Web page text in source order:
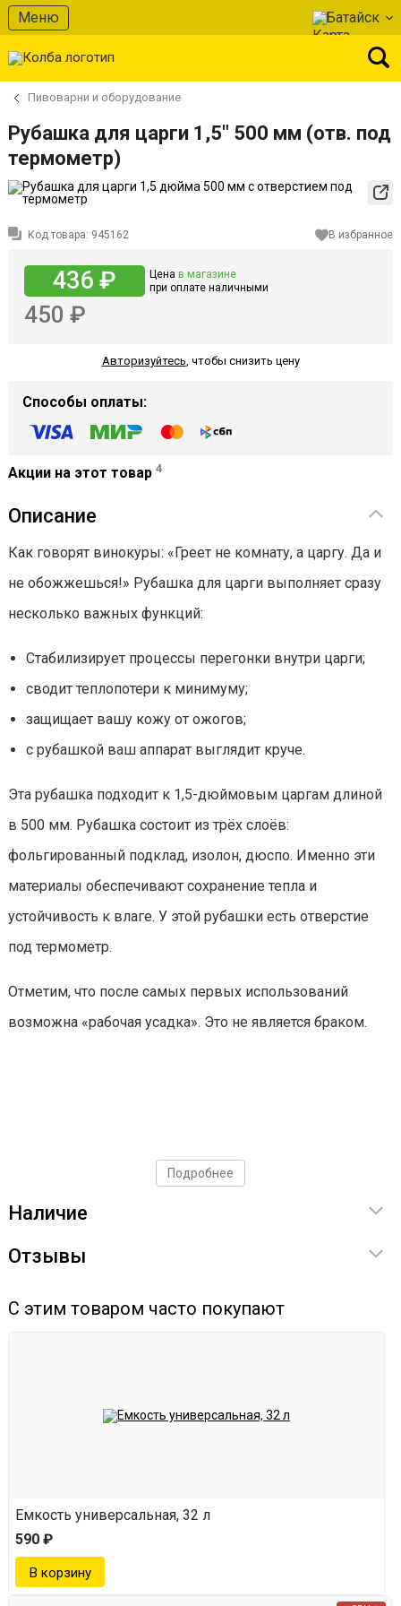
Меню Батайск
Пивоварни и оборудование
Рубашка для царги 1,5" 500 мм (отв. под
термометр)
Код товара: 945162 В избранное
436 ₽ Цена в магазине
при оплате наличными
450 ₽
Авторизуйтесь, чтобы снизить цену
Способы оплаты:
Акции на этот товар 4
Описание
Как говорят винокуры: «Греет не комнату, а царгу. Да и
не обожжешься!» Рубашка для царги выполняет сразу
несколько важных функций:
Стабилизирует процессы перегонки внутри царги;
сводит теплопотери к минимуму;
защищает вашу кожу от ожогов;
с рубашкой ваш аппарат выглядит круче.
Эта рубашка подходит к 1,5-дюймовым царгам длиной
в 500 мм. Рубашка состоит из трёх слоёв:
фольгированный подклад, изолон, дюспо. Именно эти
материалы обеспечивают сохранение тепла и
устойчивость к влаге. У этой рубашки есть отверстие
под термометр.
Отметим, что после самых первых использований
возможна «рабочая усадка». Это не является браком.
Подробнее
Наличие
Отзывы
С этим товаром часто покупают
Емкость универсальная, 32 л
590 ₽